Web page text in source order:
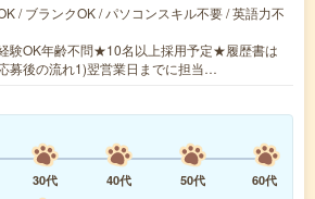
/ ブランクOK / パソコンスキル不要 / 英語力不
験OK年齢不問★10名以上採用予定★履歴書は
募後の流れ1)翌営業日までに担当…
30代 40代 50代
60代